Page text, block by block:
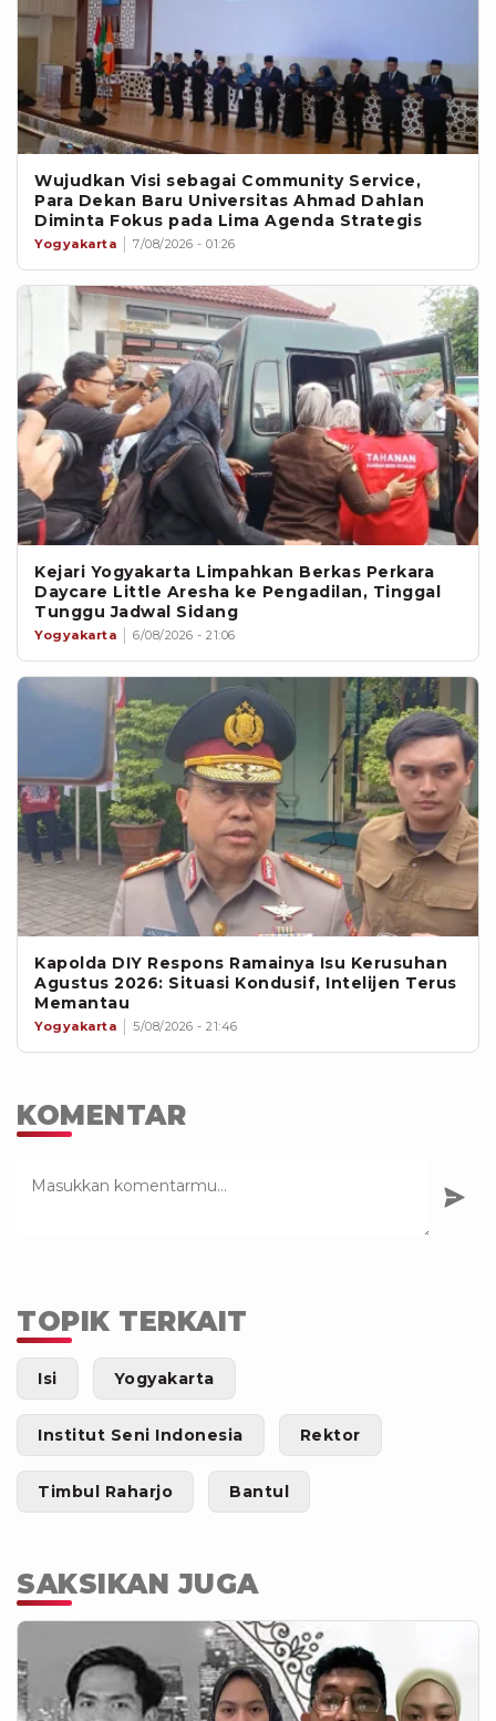
Wujudkan Visi sebagai Community Service,
Para Dekan Baru Universitas Ahmad Dahlan
Diminta Fokus pada Lima Agenda Strategis
Yogyakarta 7/08/2026 - 01:26
Kejari Yogyakarta Limpahkan Berkas Perkara
Daycare Little Aresha ke Pengadilan, Tinggal
Tunggu Jadwal Sidang
Yogyakarta 6/08/2026 - 21:06
Kapolda DIY Respons Ramainya Isu Kerusuhan
Agustus 2026: Situasi Kondusif, Intelijen Terus
Memantau
Yogyakarta 5/08/2026 - 21:46
KOMENTAR
TOPIK TERKAIT
Isi Yogyakarta
Institut Seni Indonesia Rektor
Timbul Raharjo Bantul
SAKSIKAN JUGA